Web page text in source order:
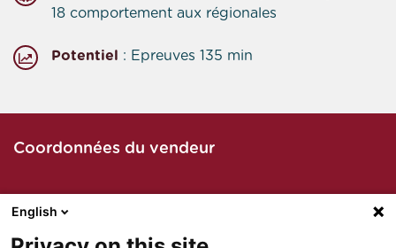
18 comportement aux régionales
Potentiel : Epreuves 135 min
Coordonnées du vendeur
English